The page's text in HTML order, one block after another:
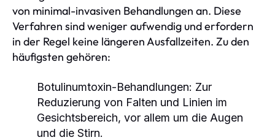
von minimal-invasiven Behandlungen an. Diese
Verfahren sind weniger aufwendig und erfordern
in der Regel keine längeren Ausfallzeiten. Zu den
häufigsten gehören:
Botulinumtoxin-Behandlungen: Zur
Reduzierung von Falten und Linien im
Gesichtsbereich, vor allem um die Augen
und die Stirn.